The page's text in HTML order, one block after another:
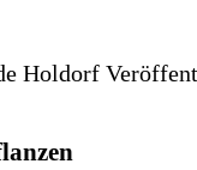
Holdorf